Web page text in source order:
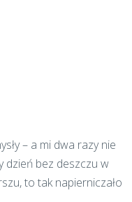
– a mi dwa razy nie
dzień bez deszczu w
to tak napierniczało